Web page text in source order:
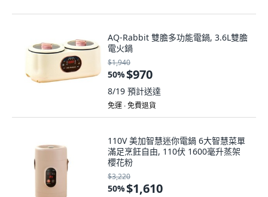
AQ-Rabbit 雙膽多功能電鍋, 3.6L雙膽
電火鍋
$1,940
50%$970
8/19 預計送達
免運 ∙ 免費退貨
110V 美加智慧迷你電鍋 6大智慧菜單
滿足烹飪自由, 110伏 1600毫升蒸架
櫻花粉
$3,220
50%$1,610